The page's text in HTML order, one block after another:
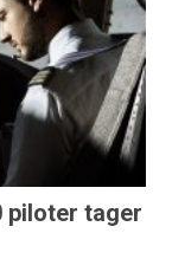
piloter tager